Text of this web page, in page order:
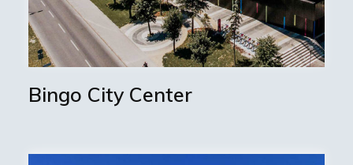
Bingo City Center